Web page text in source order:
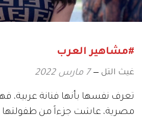
#مشاهير العرب
غيث التل 7 مارس 2022
تعرف نفسها بأنها فنانة
مصرية، عاشت جزءاً من طفولتها